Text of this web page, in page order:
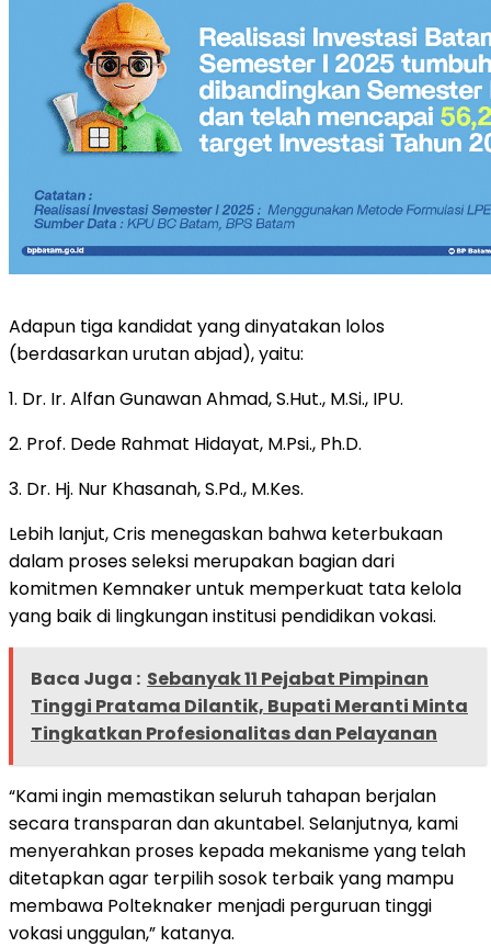
Adapun tiga kandidat yang dinyatakan lolos
(berdasarkan urutan abjad), yaitu:
1. Dr. Ir. Alfan Gunawan Ahmad, S.Hut., M.Si., IPU.
2. Prof. Dede Rahmat Hidayat, M.Psi., Ph.D.
3. Dr. Hj. Nur Khasanah, S.Pd., M.Kes.
Lebih lanjut, Cris menegaskan bahwa keterbukaan
dalam proses seleksi merupakan bagian dari
komitmen Kemnaker untuk memperkuat tata kelola
yang baik di lingkungan institusi pendidikan vokasi.
Baca Juga : Sebanyak 11 Pejabat Pimpinan
Tinggi Pratama Dilantik, Bupati Meranti Minta
Tingkatkan Profesionalitas dan Pelayanan
“Kami ingin memastikan seluruh tahapan berjalan
secara transparan dan akuntabel. Selanjutnya, kami
menyerahkan proses kepada mekanisme yang telah
ditetapkan agar terpilih sosok terbaik yang mampu
membawa Polteknaker menjadi perguruan tinggi
vokasi unggulan,” katanya.